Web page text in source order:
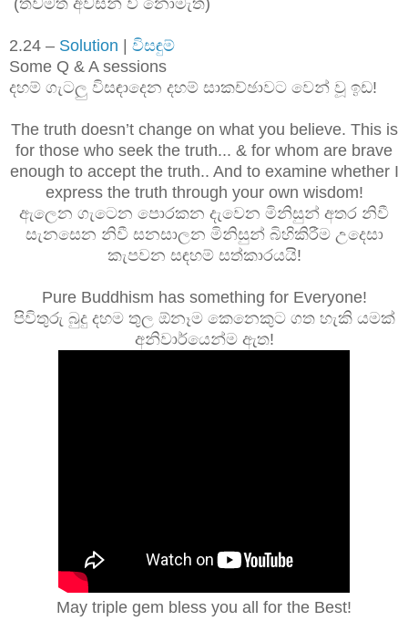
(තවමත් අවසන් වී නොමැත)
2.24 – Solution
විසඳුම්
Some Q & A sessions
දහම් ගැටලු විසඳාදෙන දහම් සාකච්ඡාවට වෙන් වූ ඉඩ!
The truth doesn’t change on what you believe. This is
for those who seek the truth... & for whom are brave
enough to accept the truth.. And to examine whether I
express the truth through your own wisdom!
ඇලෙන ගැටෙන පොරකන දැවෙන මිනිසුන් අතර නිවී
සැනසෙන නිවී සනසාලන මිනිසුන් බිහිකිරීම උදෙසා
කැපවන සඳහම් සත්කාරයයි!
Pure Buddhism has something for Everyone!
පිවිතුරු බුදු දහම තුල ඕනෑම කෙනෙකුට ගත හැකි යමක්
අනිවාර්යෙන්ම ඇත!
May triple gem bless you all for the Best!